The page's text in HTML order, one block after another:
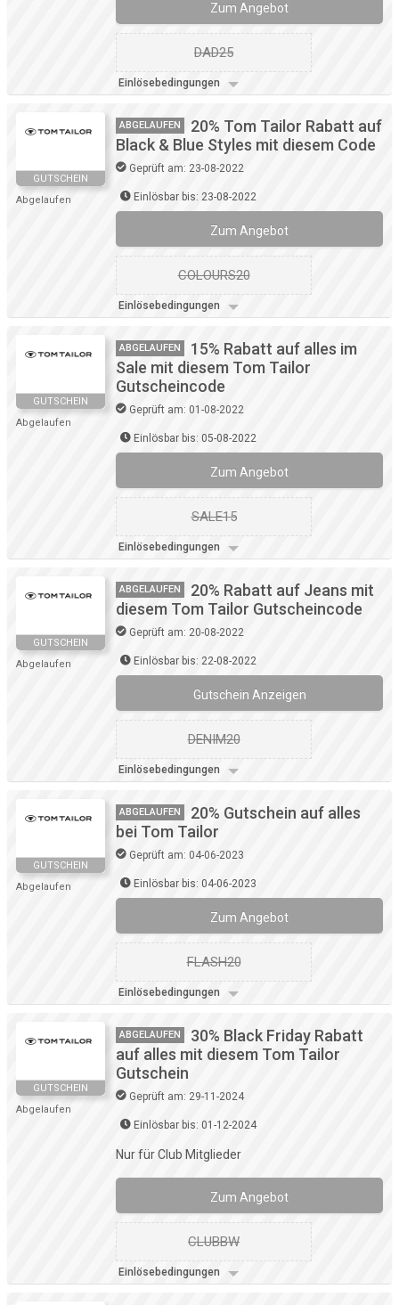
Zum Angebot
DAD25
Einlösebedingungen
GUTSCHEIN
Abgelaufen
ABGELAUFEN
20% Tom Tailor Rabatt auf
Black & Blue Styles mit diesem Code
Geprüft am: 23-08-2022
Einlösbar bis: 23-08-2022
Zum Angebot
COLOURS20
Einlösebedingungen
GUTSCHEIN
Abgelaufen
ABGELAUFEN
15% Rabatt auf alles im
Sale mit diesem Tom Tailor
Gutscheincode
Geprüft am: 01-08-2022
Einlösbar bis: 05-08-2022
Zum Angebot
SALE15
Einlösebedingungen
GUTSCHEIN
Abgelaufen
ABGELAUFEN
20% Rabatt auf Jeans mit
diesem Tom Tailor Gutscheincode
Geprüft am: 20-08-2022
Einlösbar bis: 22-08-2022
Gutschein Anzeigen
DENIM20
Einlösebedingungen
GUTSCHEIN
Abgelaufen
ABGELAUFEN
20% Gutschein auf alles
bei Tom Tailor
Geprüft am: 04-06-2023
Einlösbar bis: 04-06-2023
Zum Angebot
FLASH20
Einlösebedingungen
GUTSCHEIN
Abgelaufen
ABGELAUFEN
30% Black Friday Rabatt
auf alles mit diesem Tom Tailor
Gutschein
Geprüft am: 29-11-2024
Einlösbar bis: 01-12-2024
Nur für Club Mitglieder
Zum Angebot
CLUBBW
Einlösebedingungen